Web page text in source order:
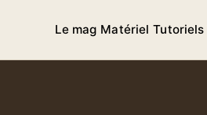
Le mag Matériel Tutoriels